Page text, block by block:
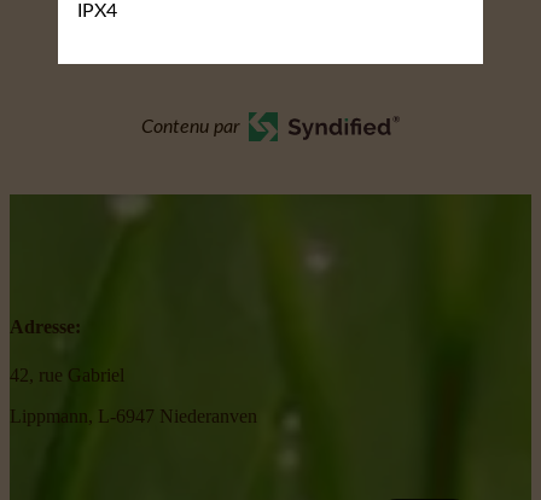
IPX4
Contenu par
Adresse:
42, rue Gabriel
Lippmann, L-6947 Niederanven